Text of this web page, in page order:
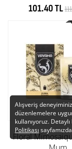
101.40 TL
Floral
Alışveriş
düzenlemelere
kullanıyoruz.
Politikası